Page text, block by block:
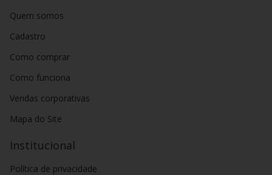
Quem somos
Cadastro
Como comprar
Como funciona
Vendas corporativas
Mapa do Site
Institucional
Política de privacidade